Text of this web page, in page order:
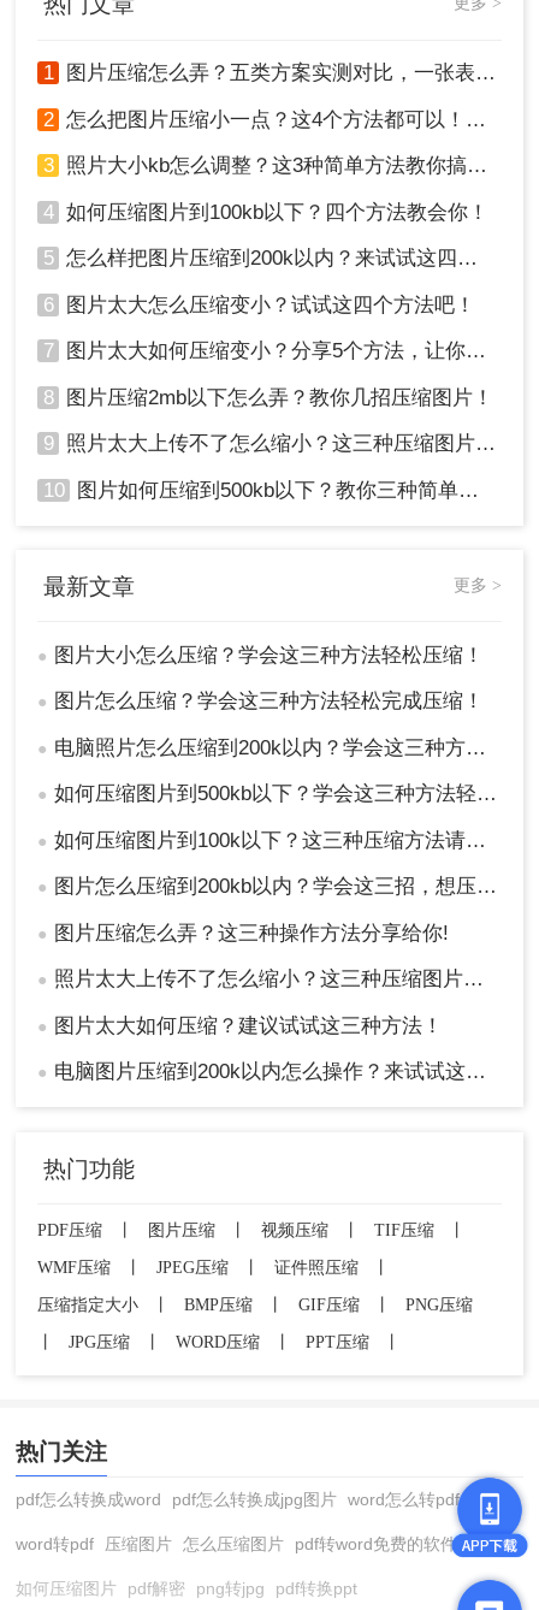
4、压缩成功，点击下载即可。大家也可以看到压缩
注意：在压缩前，建议查看网站的文件大小限制。
方法三：使用图片编辑软件
部分图片编辑软件也具备压缩功能，可以在编辑图
片的同时进行压缩处理。这种方法适用于需要对图
缺点：
可能需要付费购买；对于仅需要压缩的
推荐工具：Adobe Photoshop
1、PS打开我们所要压缩的图片，直接点击【文
件】-保存为【WEB格式文件】。
2、在弹出的WEB格式转换框里面，选择
3、这是PS压缩后的图片大小：
1 图片压缩怎么弄？五类方案实测对比，一张表看懂怎么选！
2 怎么把图片压缩小一点？这4个方法都可以！赶紧试试！
3 照片大小kb怎么调整？这3种简单方法教你搞定！
4 如何压缩图片到100kb以下？四个方法教会你！
5 怎么样把图片压缩到200k以内？来试试这四种压缩方法！
6 图片太大怎么压缩变小？试试这四个方法吧！
7 图片太大如何压缩变小？分享5个方法，让你轻松调整图片大小
8 图片压缩2mb以下怎么弄？教你几招压缩图片！
9 照片太大上传不了怎么缩小？这三种压缩图片的方法非常实用！
10 图片如何压缩到500kb以下？教你三种简单方法！
最新文章 更多 >
● 图片大小怎么压缩？学会这三种方法轻松压缩！
● 图片怎么压缩？学会这三种方法轻松完成压缩！
● 电脑照片怎么压缩到200k以内？学会这三种方法就够用了！
● 如何压缩图片到500kb以下？学会这三种方法轻松完成压缩！
● 如何压缩图片到100k以下？这三种压缩方法请务必学会!！
● 图片怎么压缩到200kb以内？学会这三招，想压缩到多小就多小!！
● 图片压缩怎么弄？这三种操作方法分享给你!
● 照片太大上传不了怎么缩小？这三种压缩图片的方法非常实用！
● 图片太大如何压缩？建议试试这三种方法！
● 电脑图片压缩到200k以内怎么操作？来试试这三种压缩方法！
热门功能
PDF压缩 图片压缩 视频压缩 TIF压缩
WMF压缩
JPEG压缩 证件照压缩
压缩指定大小
BMP压缩 GIF压缩
PNG压缩
JPG压缩 WORD压缩 PPT压缩
热门关注
pdf怎么转换成word pdf怎么转换成jpg图片 word怎么转pdf
word转pdf 压缩图片 怎么压缩图片 pdf转word免费的软件
如何压缩图片 pdf解密 png转jpg pdf转换ppt